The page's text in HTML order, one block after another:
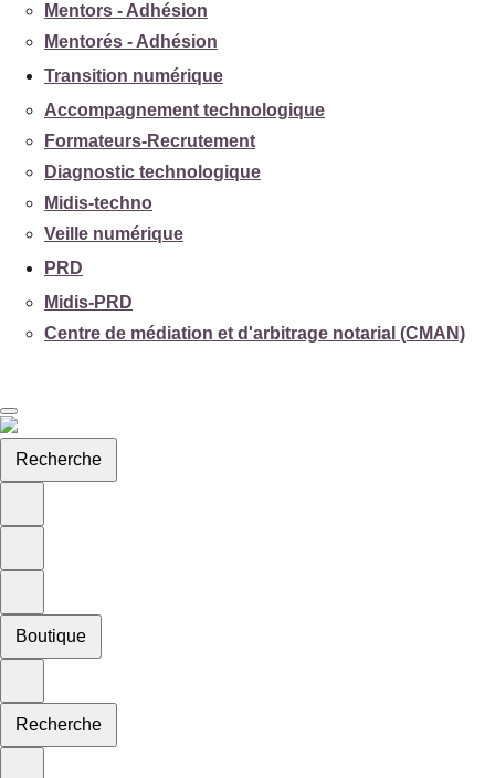
Mentors - Adhésion
Mentorés - Adhésion
Transition numérique
Accompagnement technologique
Formateurs-Recrutement
Diagnostic technologique
Midis-techno
Veille numérique
PRD
Midis-PRD
Centre de médiation et d'arbitrage notarial (CMAN)
Recherche
Boutique
Recherche